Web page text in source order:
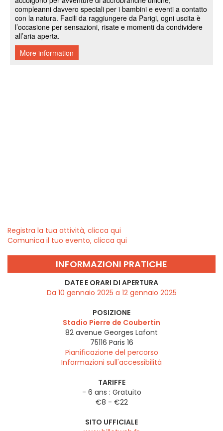
Registra la tua attività, clicca qui
Comunica il tuo evento, clicca qui
INFORMAZIONI PRATICHE
DATE E ORARI DI APERTURA
Da 10 gennaio 2025 a 12 gennaio 2025
POSIZIONE
Stadio Pierre de Coubertin
82 avenue Georges Lafont
75116 Paris 16
Pianificazione del percorso
Informazioni sull'accessibilità
TARIFFE
- 6 ans : Gratuito
€8 - €22
SITO UFFICIALE